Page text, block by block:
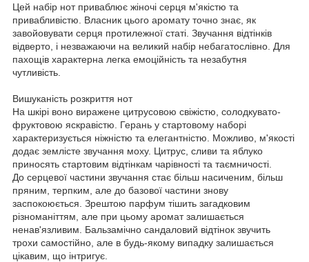
Цей набір нот приваблює жіночі серця м'якістю та
привабливістю. Власник цього аромату точно знає, як
завойовувати серця протилежної статі. Звучання відтінків
відверто, і незважаючи на великий набір небагатослівно. Для
пахощів характерна легка емоційність та незабутня
чутливість.
Вишуканість розкриття нот
На шкірі воно виражене цитрусовою свіжістю, солодкувато-
фруктовою яскравістю. Герань у стартовому наборі
характеризується ніжністю та елегантністю. Можливо, м'якості
додає землісте звучання моху. Цитрус, сливи та яблуко
приносять стартовим відтінкам чарівності та таємничості.
До серцевої частини звучання стає більш насиченим, більш
пряним, терпким, але до базової частини знову
заспокоюється. Зрештою парфум тішить загадковим
різноманіттям, але при цьому аромат залишається
ненав'язливим. Бальзамічно сандаловий відтінок звучить
трохи самостійно, але в будь-якому випадку залишається
цікавим, що інтригує.